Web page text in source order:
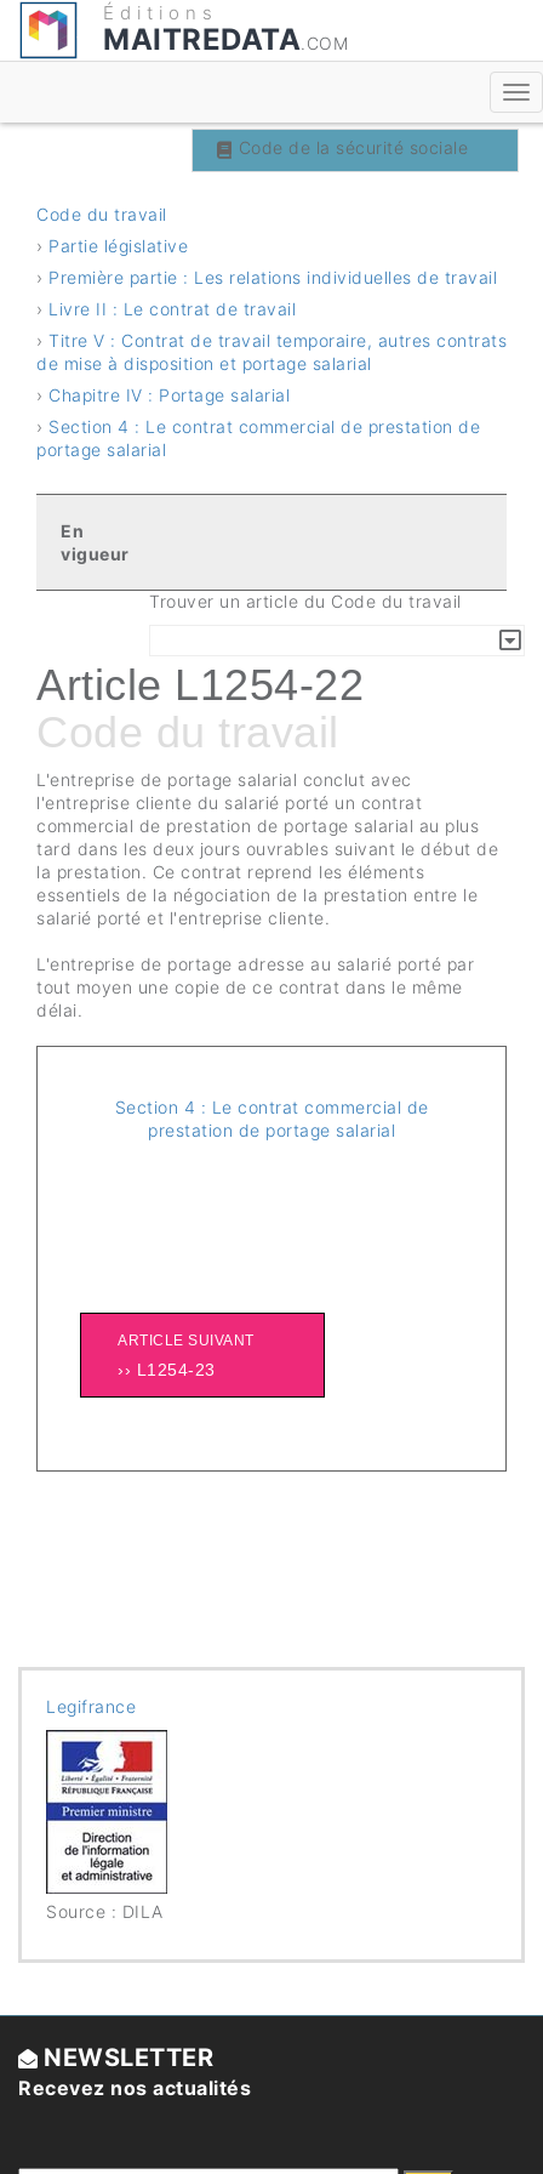
Éditions
MAITREDATA.COM
Code de la sécurité sociale
Code du travail
› Partie législative
› Première partie : Les relations individuelles de travail
› Livre II : Le contrat de travail
› Titre V : Contrat de travail temporaire, autres contrats
de mise à disposition et portage salarial
› Chapitre IV : Portage salarial
› Section 4 : Le contrat commercial de prestation de
portage salarial
Trouver un article du Code du travail
En
vigueur
Article L1254-22
Code du travail
L'entreprise de portage salarial conclut avec
l'entreprise cliente du salarié porté un contrat
commercial de prestation de portage salarial au plus
tard dans les deux jours ouvrables suivant le début de
la prestation. Ce contrat reprend les éléments
essentiels de la négociation de la prestation entre le
salarié porté et l'entreprise cliente.
L'entreprise de portage adresse au salarié porté par
tout moyen une copie de ce contrat dans le même
délai.
Section 4 : Le contrat commercial de
prestation de portage salarial
ARTICLE SUIVANT
›› L1254-23
Legifrance
Source : DILA
NEWSLETTER
Recevez nos actualités